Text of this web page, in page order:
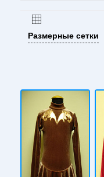
Размерные сетки